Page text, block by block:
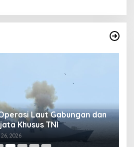
Laut Gabungan dan
Khusus TNI
2026